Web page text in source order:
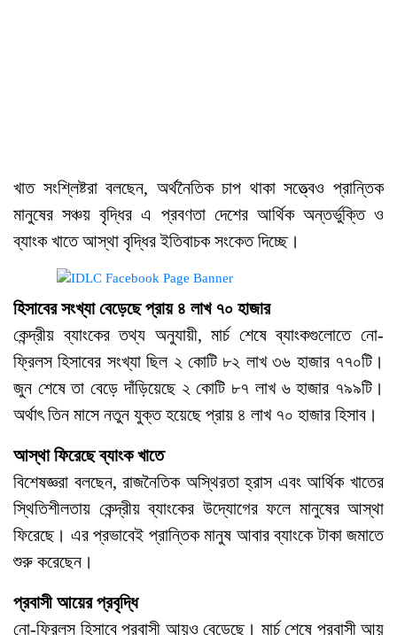
খাত সংশ্লিষ্টরা বলছেন, অর্থনৈতিক চাপ থাকা সত্ত্বেও প্রান্তিক
মানুষের সঞ্চয় বৃদ্ধির এ প্রবণতা দেশের আর্থিক অন্তর্ভুক্তি ও
ব্যাংক খাতে আস্থা বৃদ্ধির ইতিবাচক সংকেত দিচ্ছে।
হিসাবের সংখ্যা বেড়েছে প্রায় ৪ লাখ ৭০ হাজার
কেন্দ্রীয় ব্যাংকের তথ্য অনুযায়ী, মার্চ শেষে ব্যাংকগুলোতে নো-
ফ্রিলস হিসাবের সংখ্যা ছিল ২ কোটি ৮২ লাখ ৩৬ হাজার ৭৭০টি।
জুন শেষে তা বেড়ে দাঁড়িয়েছে ২ কোটি ৮৭ লাখ ৬ হাজার ৭৯৯টি।
অর্থাৎ তিন মাসে নতুন যুক্ত হয়েছে প্রায় ৪ লাখ ৭০ হাজার হিসাব।
আস্থা ফিরেছে ব্যাংক খাতে
বিশেষজ্ঞরা বলছেন, রাজনৈতিক অস্থিরতা হ্রাস এবং আর্থিক খাতের
স্থিতিশীলতায় কেন্দ্রীয় ব্যাংকের উদ্যোগের ফলে মানুষের আস্থা
ফিরেছে। এর প্রভাবেই প্রান্তিক মানুষ আবার ব্যাংকে টাকা জমাতে
শুরু করেছেন।
প্রবাসী আয়ের প্রবৃদ্ধি
নো-ফ্রিলস হিসাবে প্রবাসী আয়ও বেড়েছে। মার্চ শেষে প্রবাসী আয়